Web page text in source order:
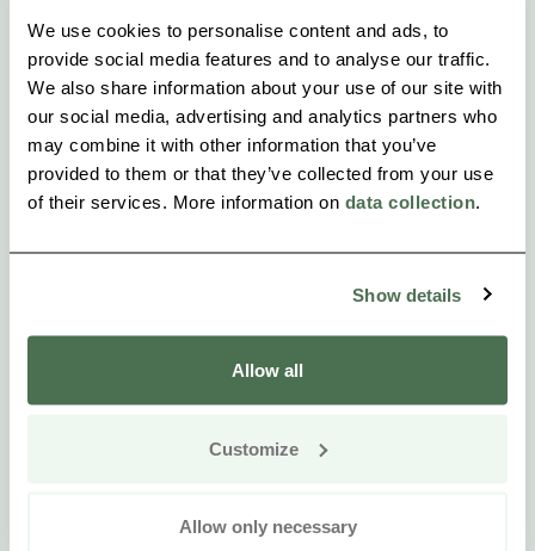
We use cookies to personalise content and ads, to
provide social media features and to analyse our traffic.
We also share information about your use of our site with
our social media, advertising and analytics partners who
may combine it with other information that you’ve
provided to them or that they’ve collected from your use
of their services. More information on data collection.
Show details
Allow all
Customize
Allow only necessary